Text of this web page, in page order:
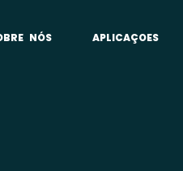
NÓS APLICAÇOES